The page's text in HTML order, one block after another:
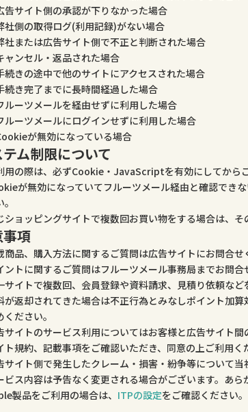
告サイト側の承認が下りなかった場合
社側の取得ログ(利用記録)がない場合
社または広告サイト側で不正と判断された場合
ャンセル・返品された場合
続きの途中で他のサイトにアクセスされた場合
続き完了までに長時間経過した場合
ルーツメールを経由せずに利用した場合
ルーツメールにログインせずに利用した場合
が無効になっている場合
ム制限について
用の際は、必ずCookie・JavaScriptを有効にしてから
が無効になっていてフルーツメール経由と確認でき
ショッピングサイトで複数回お買い物をする場合は、
項
商品、購入方法に関するご質問は広告サイトにお問合せ
ントに関するご質問はフルーツメール事務局までお問合
サイトで複数回、会員登録や資料請求、見積り依頼な
が返却されてきた場合は不正行為とみなしポイント加
ください。
サイトのサービス利用についてはお客様と広告サイト間
ト規約、記載事項をご確認いただき、同意の上ご利用く
サイト側で発生したクレーム・損害・紛争等について当
ビス内容は予告なく変更される場合がございます。あら
製品をご利用の場合は、 ITPの設定をご確認ください。